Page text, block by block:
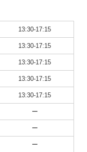
13:30-17:15
13:30-17:15
13:30-17:15
13:30-17:15
13:30-17:15
ー
ー
ー